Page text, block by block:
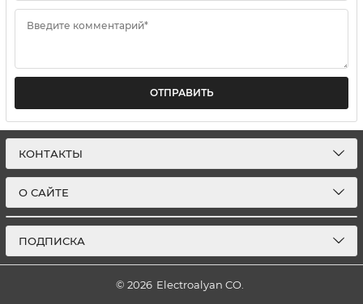
Введите комментарий*
ОТПРАВИТЬ
КОНТАКТЫ
О САЙТЕ
ПОДПИСКА
© 2026 Electroalyan CO.